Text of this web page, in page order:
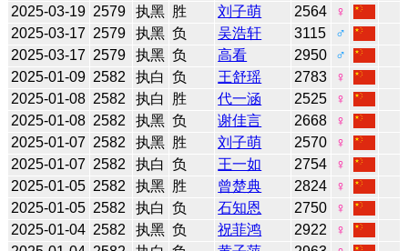
2025-03-19 2579 执黑 胜 刘子萌 2564
♀
2025-03-17 2579 执黑 负 吴浩轩 3115
♂
2025-03-17 2579 执黑 负 高看 2950
♂
2025-01-09 2582 执白 负 王舒瑶 2783
♀
2025-01-08 2582 执白 胜 代一涵 2525
♀
2025-01-08 2582 执黑 负 谢佳言 2668
♀
2025-01-07 2582 执黑 胜 刘子萌 2570
♀
2025-01-07 2582 执白 负 王一如 2754
♀
2025-01-05 2582 执黑 胜 曾楚典 2824
♀
2025-01-05 2582 执白 负 石知恩 2750
♀
2025-01-04 2582 执黑 负 祝菲鸿 2922
♀